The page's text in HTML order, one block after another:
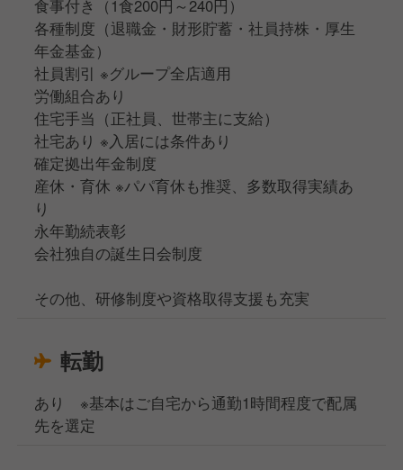
食事付き（1食200円～240円）
各種制度（退職金・財形貯蓄・社員持株・厚生
年金基金）
社員割引 ※グループ全店適用
労働組合あり
住宅手当（正社員、世帯主に支給）
社宅あり ※入居には条件あり
確定拠出年金制度
産休・育休 ※パパ育休も推奨、多数取得実績あ
り
永年勤続表彰
会社独自の誕生日会制度
その他、研修制度や資格取得支援も充実
転勤
あり ※基本はご自宅から通勤1時間程度で配属
先を選定